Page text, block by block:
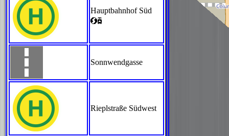
Hauptbahnhof Süd
<`
Sonnwendgasse
Rieplstraße Südwest